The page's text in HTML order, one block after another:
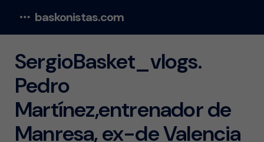
baskonistas.com
SergioBasket_vlogs.
Pedro
Martínez,entrenador de
Manresa, ex-de Valencia